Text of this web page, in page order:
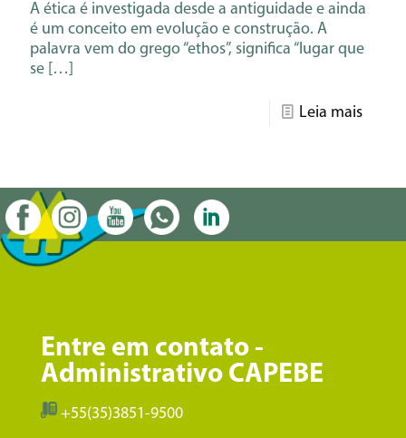
A ética é investigada desde a antiguidade e ainda
é um conceito em evolução e construção. A
palavra vem do grego “ethos”, significa “lugar que
se […]
Leia mais
Entre em contato -
Administrativo CAPEBE
+55(35)3851-9500